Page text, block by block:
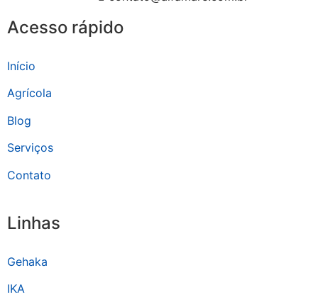
Acesso rápido
Início
Agrícola
Blog
Serviços
Contato
Linhas
Gehaka
IKA